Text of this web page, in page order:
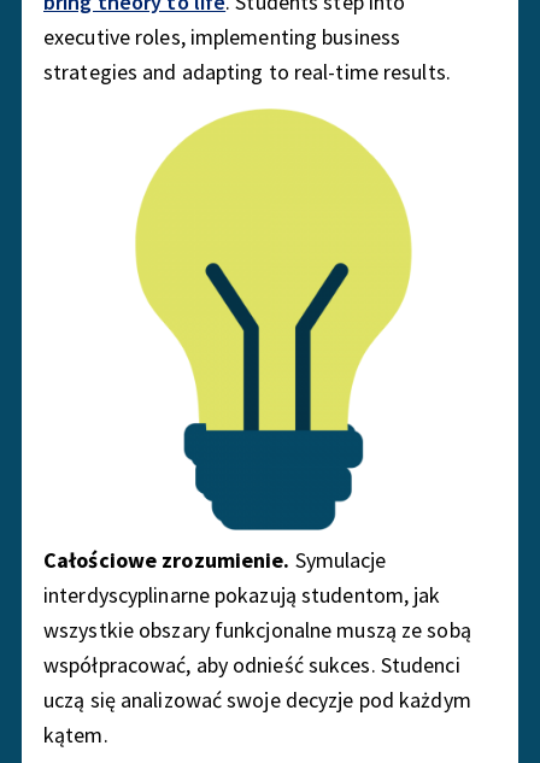
executive roles, implementing business
strategies and adapting to real-time results.
Całościowe zrozumienie. Symulacje
interdyscyplinarne pokazują studentom, jak
wszystkie obszary funkcjonalne muszą ze sobą
współpracować, aby odnieść sukces. Studenci
uczą się analizować swoje decyzje pod każdym
kątem.